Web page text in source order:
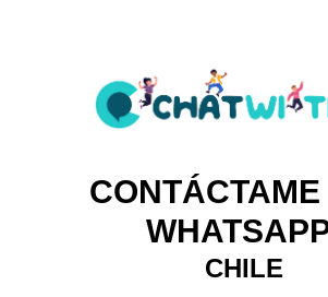
CONTÁCTAME
CHILE